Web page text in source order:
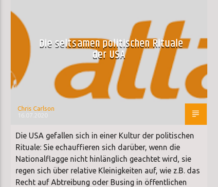
Die seltsamen politischen Rituale
der USA
Chris Carlson
Die USA gefallen sich in einer Kultur der politischen
Rituale: Sie echauffieren sich darüber, wenn die
Nationalflagge nicht hinlänglich geachtet wird, sie
regen sich über relative Kleinigkeiten auf, wie z.B. das
Recht auf Abtreibung oder Busing in öffentlichen